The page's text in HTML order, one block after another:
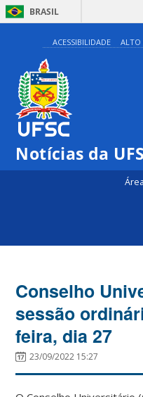
BRASIL
ACESSIBILIDADE ALTO
Notícias da
Conselho
sessão
feira, dia 27
23/09/2022 15:27